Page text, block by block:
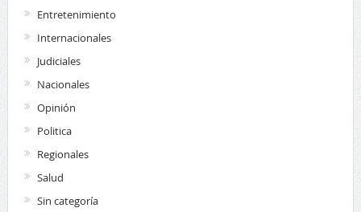
Entretenimiento
Internacionales
Judiciales
Nacionales
Opinión
Politica
Regionales
Salud
Sin categoría